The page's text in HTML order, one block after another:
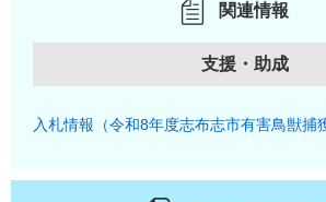
関連情報
支援・助成
入札情報（令和8年度志布志市有害鳥獣捕